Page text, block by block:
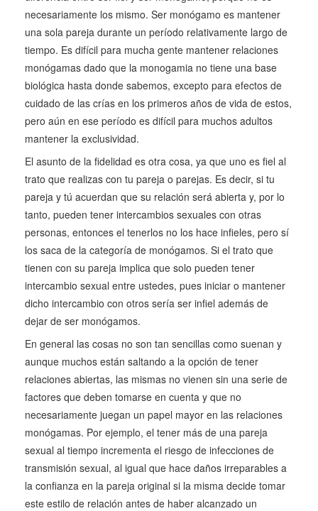
necesariamente los mismo. Ser monógamo es mantener
una sola pareja durante un período relativamente largo de
tiempo. Es difícil para mucha gente mantener relaciones
monógamas dado que la monogamia no tiene una base
biológica hasta donde sabemos, excepto para efectos de
cuidado de las crías en los primeros años de vida de estos,
pero aún en ese período es difícil para muchos adultos
mantener la exclusividad.
El asunto de la fidelidad es otra cosa, ya que uno es fiel al
trato que realizas con tu pareja o parejas. Es decir, si tu
pareja y tú acuerdan que su relación será abierta y, por lo
tanto, pueden tener intercambios sexuales con otras
personas, entonces el tenerlos no los hace infieles, pero sí
los saca de la categoría de monógamos. Si el trato que
tienen con su pareja implica que solo pueden tener
intercambio sexual entre ustedes, pues iniciar o mantener
dicho intercambio con otros sería ser infiel además de
dejar de ser monógamos.
En general las cosas no son tan sencillas como suenan y
aunque muchos están saltando a la opción de tener
relaciones abiertas, las mismas no vienen sin una serie de
factores que deben tomarse en cuenta y que no
necesariamente juegan un papel mayor en las relaciones
monógamas. Por ejemplo, el tener más de una pareja
sexual al tiempo incrementa el riesgo de infecciones de
transmisión sexual, al igual que hace daños irreparables a
la confianza en la pareja original si la misma decide tomar
este estilo de relación antes de haber alcanzado un